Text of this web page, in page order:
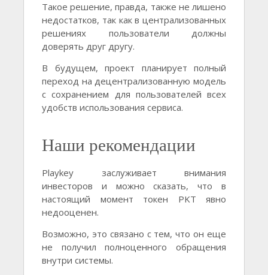
Такое решение, правда, также не лишено
недостатков, так как в централизованных
решениях пользователи должны
доверять друг другу.
В будущем, проект планирует полный
переход на децентрализованную модель
с сохранением для пользователей всех
удобств использования сервиса.
Наши рекомендации
Playkey заслуживает внимания
инвесторов и можно сказать, что в
настоящий момент токен PKT явно
недооценен.
Возможно, это связано с тем, что он еще
не получил полноценного обращения
внутри системы.